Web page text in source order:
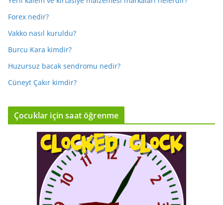
Forex nedir?
Vakko nasıl kuruldu?
Burcu Kara kimdir?
Huzursuz bacak sendromu nedir?
Cüneyt Çakır kimdir?
Çocuklar için saat öğrenme